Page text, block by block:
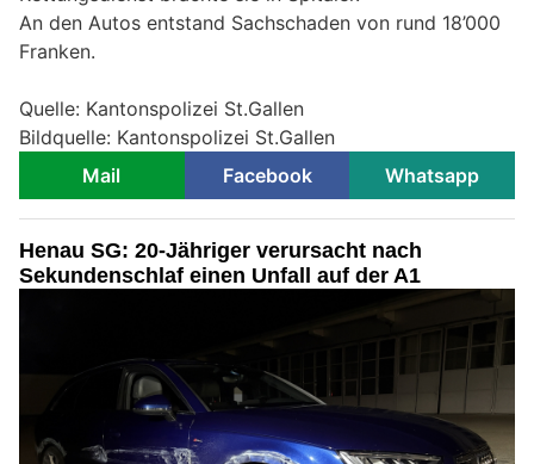
An den Autos entstand Sachschaden von rund 18’000
Franken.
Quelle: Kantonspolizei St.Gallen
Bildquelle: Kantonspolizei St.Gallen
Mail
Facebook Whatsapp
Henau SG: 20-Jähriger verursacht nach
Sekundenschlaf einen Unfall auf der A1